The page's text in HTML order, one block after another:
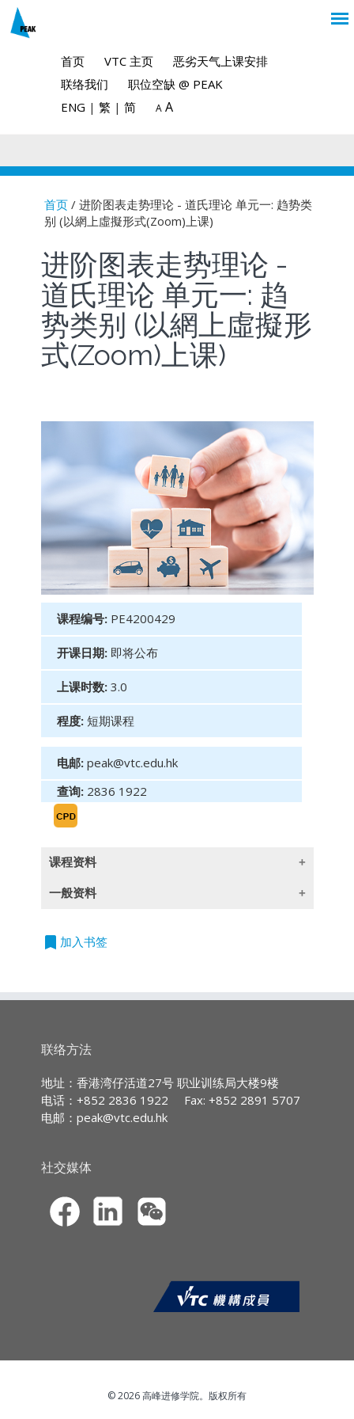
首页 VTC 主页
恶劣天气上课安排
联络我们
职位空缺 @ PEAK
ENG | 繁 | 简 A A
You are here
首页/ 进阶图表走势理论 - 道氏理论 单元一: 趋势类
别 (以網上虛擬形式(Zoom)上课)
进阶图表走势理论 -
道氏理论 单元一: 趋
势类别 (以網上虛擬形
式(Zoom)上课)
课程编号: PE4200429
开课日期: 即将公布
上课时数: 3.0
程度: 短期课程
电邮: peak@vtc.edu.hk
查询: 2836 1922
课程资料
道氏理论的三个假设
I. 市场指数会反映所有信息
IV. 次级趋势
III. 主要趋势 V. 小型趋势
CPD网上虚拟课程只能透过职业训练局的
https://cpe.vtc.edu.hk/en
申请人可以信用卡（VISA／万事达）于网
申请人于报名时必须上载由香港特别行政
区（香港特区）入境事务处所签发的香港
须为 jpg, jpeg, pdf或 png
一般资料
授课语言
持续专业进修
IA CPD Hours:
3
MPFA Non-core CPD Hours:
3
HKMA ECF CPD Hours 3
bookmark 加入书签
联络方法
地址：香港湾仔活道27号 职业训练局大楼9楼
电话：+852 2836 1922
Fax: +852 2891 5707
电邮： peak@vtc.edu.hk
社交媒体
© 2026 高峰进修学院。版权所有